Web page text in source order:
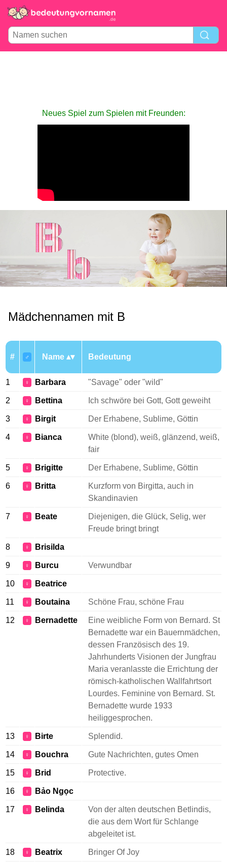
Neues Spiel zum Spielen mit Freunden:
Mädchennamen mit B
# ♂ Name Bedeutung
1 ♀ Barbara "Savage" oder "wild"
2 ♀ Bettina Ich schwöre bei Gott, Gott geweiht
3 ♀ Birgit Der Erhabene, Sublime, Göttin
4 ♀ Bianca
White (blond), weiß, glänzend, weiß,
fair
5 ♀ Brigitte Der Erhabene, Sublime, Göttin
6 ♀ Britta
Kurzform von Birgitta, auch in
Skandinavien
7 ♀ Beate
Diejenigen, die Glück, Selig, wer
Freude bringt bringt
8 ♀ Brisilda
9 ♀ Burcu Verwundbar
10 ♀ Beatrice
11 ♀ Boutaina Schöne Frau, schöne Frau
12 ♀ Bernadette
Eine weibliche Form von Bernard. St
Bernadette war ein Bauernmädchen,
dessen Französisch des 19.
Jahrhunderts Visionen der Jungfrau
Maria veranlasste die Errichtung der
römisch-katholischen Wallfahrtsort
Lourdes. Feminine von Bernard. St.
Bernadette wurde 1933
heiliggesprochen.
13 ♀ Birte Splendid.
14 ♀ Bouchra Gute Nachrichten, gutes Omen
15 ♀ Brid Protective.
16 ♀ Bảo Ngọc
17 ♀ Belinda
Von der alten deutschen Betlindis,
die aus dem Wort für Schlange
abgeleitet ist.
18 ♀ Beatrix Bringer Of Joy